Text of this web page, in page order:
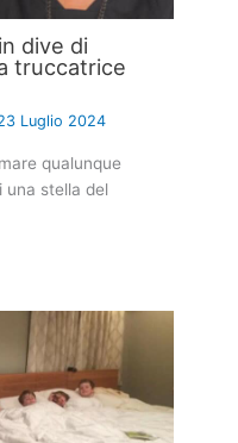
dive di
truccatrice
Luglio 2024
qualunque
una stella del